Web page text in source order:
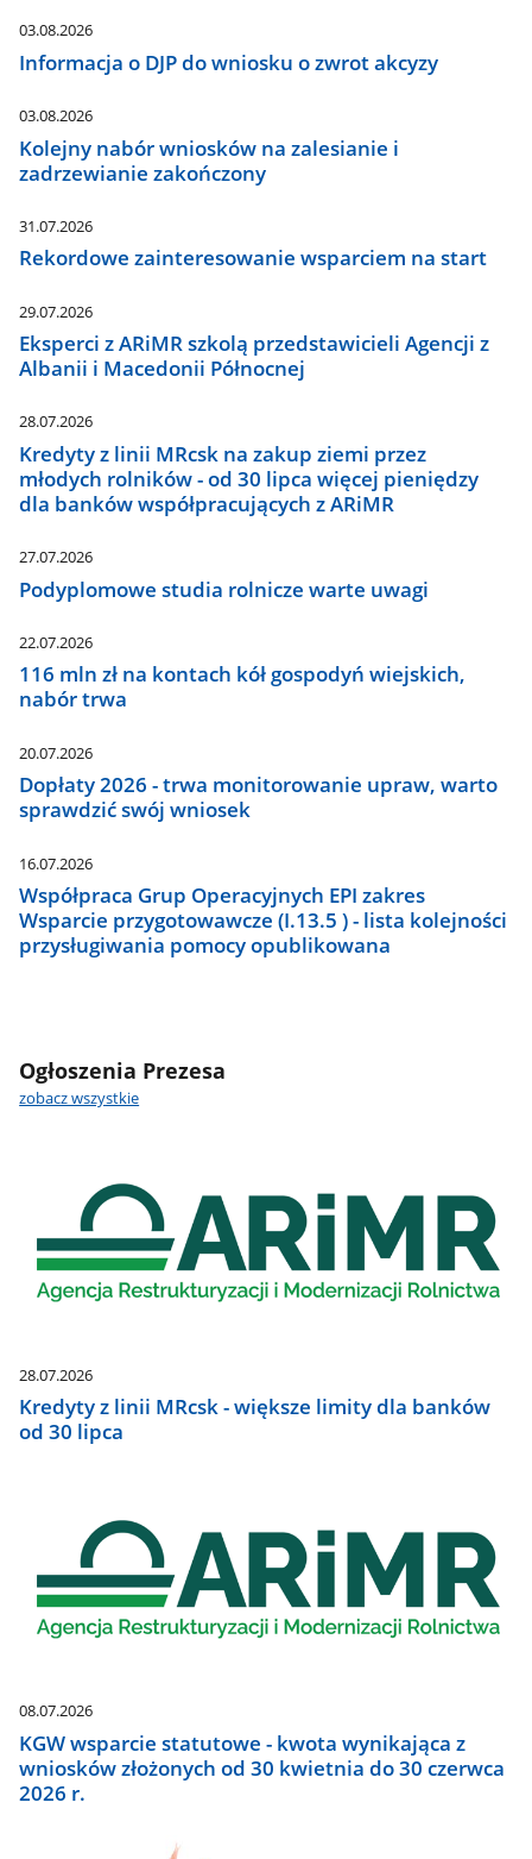
03.08.2026
Informacja o DJP do wniosku o zwrot akcyzy
03.08.2026
Kolejny nabór wniosków na zalesianie i
zadrzewianie zakończony
31.07.2026
Rekordowe zainteresowanie wsparciem na start
29.07.2026
Eksperci z ARiMR szkolą przedstawicieli Agencji z
Albanii i Macedonii Północnej
28.07.2026
Kredyty z linii MRcsk na zakup ziemi przez
młodych rolników - od 30 lipca więcej pieniędzy
dla banków współpracujących z ARiMR
27.07.2026
Podyplomowe studia rolnicze warte uwagi
22.07.2026
116 mln zł na kontach kół gospodyń wiejskich,
nabór trwa
20.07.2026
Dopłaty 2026 - trwa monitorowanie upraw, warto
sprawdzić swój wniosek
16.07.2026
Współpraca Grup Operacyjnych EPI zakres
Wsparcie przygotowawcze (I.13.5 ) - lista kolejności
przysługiwania pomocy opublikowana
Ogłoszenia Prezesa
zobacz wszystkie
28.07.2026
Kredyty z linii MRcsk - większe limity dla banków
od 30 lipca
08.07.2026
KGW wsparcie statutowe - kwota wynikająca z
wniosków złożonych od 30 kwietnia do 30 czerwca
2026 r.